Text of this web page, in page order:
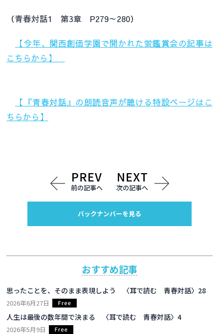
（青春対話1 第3章 P279～280）
【今年、関西創価学園で開かれた蛍鑑賞会の記事は
こちらから】
【『青春対話』の朗読音声が聴ける特設ページはこ
ちらから】
前の記事へ 次の記事へ
バックナンバーを見る
おすすめ記事
思ったことを、そのまま表現しよう 〈耳で読む 青春対話〉28
2026年6月27日
人生は最後の数年間で決まる 〈耳で読む 青春対話〉4
2026年5月9日